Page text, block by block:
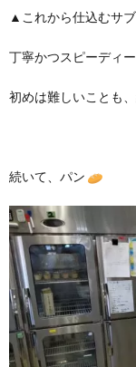
▲これから仕込むサ
丁寧かつスピーディ
初めは難しいことも
続いて、パン